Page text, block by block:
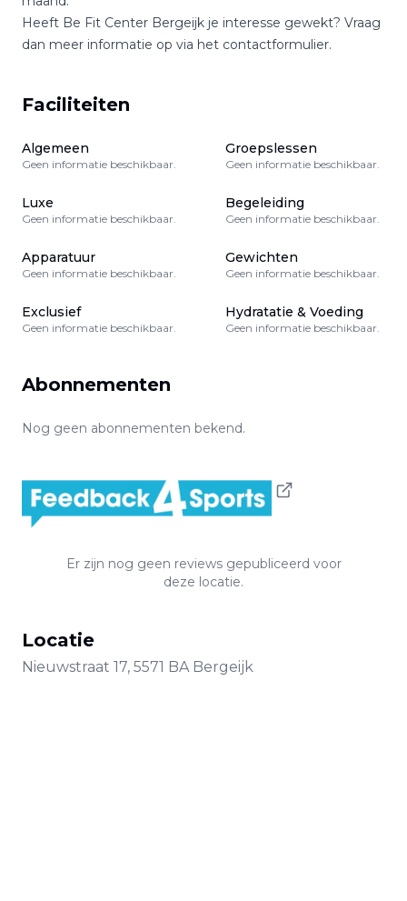
Heeft Be Fit Center Bergeijk je interesse gewekt? Vraag
dan meer informatie op via het contactformulier.
Faciliteiten
Algemeen
Geen informatie beschikbaar.
Groepslessen
Geen informatie beschikbaar.
Luxe
Geen informatie beschikbaar.
Begeleiding
Geen informatie beschikbaar.
Apparatuur
Geen informatie beschikbaar.
Gewichten
Geen informatie beschikbaar.
Exclusief
Geen informatie beschikbaar.
Hydratatie & Voeding
Geen informatie beschikbaar.
Abonnementen
Nog geen abonnementen bekend.
Er zijn nog geen reviews gepubliceerd voor
deze locatie.
Locatie
Nieuwstraat 17, 5571 BA Bergeijk